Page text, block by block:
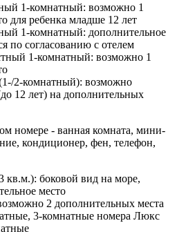
1-комнатный: возможно 1
для ребенка младше 12 лет
1-комнатный: дополнительное
по согласованию с отелем
1-комнатный: возможно 1
2-комнатный): возможно
12 лет) на дополнительных
номере - ванная комната, мини-
кондиционер, фен, телефон,
кв.м.): боковой вид на море,
место
2 дополнительных места
3-комнатные номера Люкс